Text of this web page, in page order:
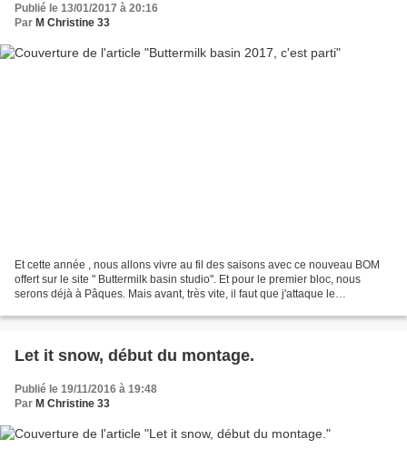
Publié le 13/01/2017 à 20:16
Par M Christine 33
Et cette année , nous allons vivre au fil des saisons avec ce nouveau BOM
offert sur le site " Buttermilk basin studio". Et pour le premier bloc, nous
serons déjà à Pâques. Mais avant, très vite, il faut que j'attaque le
Let it snow, début du montage.
Publié le 19/11/2016 à 19:48
Par M Christine 33